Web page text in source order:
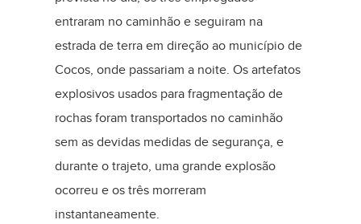
entraram no caminhão e seguiram na
estrada de terra em direção ao município de
Cocos, onde passariam a noite. Os artefatos
explosivos usados para fragmentação de
rochas foram transportados no caminhão
sem as devidas medidas de segurança, e
durante o trajeto, uma grande explosão
ocorreu e os três morreram
instantaneamente.